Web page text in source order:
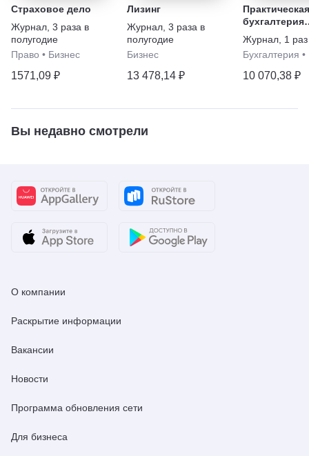
Страховое дело
Журнал 3 раза в
полугодие
Право • Бизнес
1571,09 ₽
Лизинг
Журнал 3 раза в
полугодие
Бизнес
13 478,14 ₽
Практическая
бухгалтерия
(печатный
электронная
Журнал 1
Бухгалтерия •
10 070,38 ₽
Вы недавно смотрели
О компании
Раскрытие информации
Вакансии
Новости
Программа обновления сети
Для бизнеса